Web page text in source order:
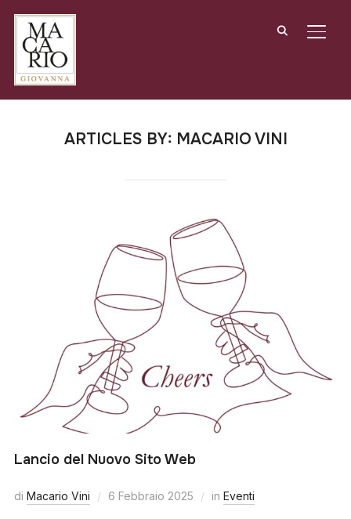
APRI/
ARTICLES BY: MACARIO VINI
Lancio del Nuovo Sito Web
di Macario Vini 6 Febbraio 2025 in Eventi